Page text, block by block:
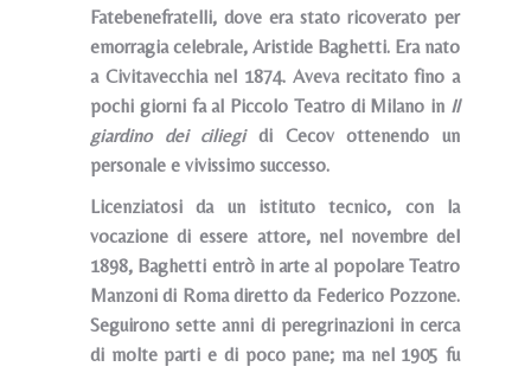
Fatebenefratelli, dove era stato ricoverato per
emorragia celebrale, Aristide Baghetti. Era nato
a Civitavecchia nel 1874. Aveva recitato fino a
pochi giorni fa al Piccolo Teatro di Milano in Il
giardino dei ciliegidi Cecov ottenendo un
personale e vivissimo successo.
Licenziatosi da un istituto tecnico, con la
vocazione di essere attore, nel novembre del
1898, Baghetti entrò in arte al popolare Teatro
Manzoni di Roma diretto da Federico Pozzone.
Seguirono sette anni di peregrinazioni in cerca
di molte parti e di poco pane; ma nel 1905 fu